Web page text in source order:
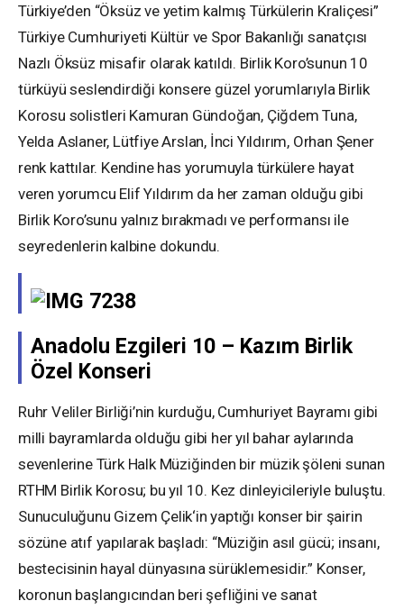
Türkiye’den “Öksüz ve yetim kalmış Türkülerin Kraliçesi”
Türkiye Cumhuriyeti Kültür ve Spor Bakanlığı sanatçısı
Nazlı Öksüz misafir olarak katıldı. Birlik Koro’sunun 10
türküyü seslendirdiği konsere güzel yorumlarıyla Birlik
Korosu solistleri Kamuran Gündoğan, Çiğdem Tuna,
Yelda Aslaner, Lütfiye Arslan, İnci Yıldırım, Orhan Şener
renk kattılar. Kendine has yorumuyla türkülere hayat
veren yorumcu Elif Yıldırım da her zaman olduğu gibi
Birlik Koro’sunu yalnız bırakmadı ve performansı ile
seyredenlerin kalbine dokundu.
Anadolu Ezgileri 10 – Kazım Birlik
Özel Konseri
Ruhr Veliler Birliği’nin kurduğu, Cumhuriyet Bayramı gibi
milli bayramlarda olduğu gibi her yıl bahar aylarında
sevenlerine Türk Halk Müziğinden bir müzik şöleni sunan
RTHM Birlik Korosu; bu yıl 10. Kez dinleyicileriyle buluştu.
Sunuculuğunu Gizem Çelik‘in yaptığı konser bir şairin
sözüne atıf yapılarak başladı: “Müziğin asıl gücü; insanı,
bestecisinin hayal dünyasına sürüklemesidir.” Konser,
koronun başlangıcından beri şefliğini ve sanat